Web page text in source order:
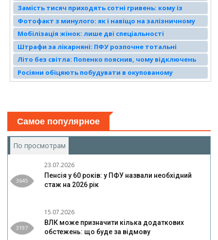
свідоцтво про народження - фейк чи ні
Замість тисяч приходять сотні гривень: кому із
пенсіонерів ПФУ непомітно урізав доплати
Фотофакт з минулого: як і навіщо на залізничному
роз’їзді біля Антонівки укладали нову колію
Мобілізація жінок: лише дві спеціальності
підпадають під обов'язковий облік
Штрафи за лікарняні: ПФУ розпочне тотальні
перевірки українців з 1 квітня
Літо без світла: Попенко пояснив, чому відключень
не уникнути
Росіяни обіцяють побудувати в окупованому
Скадовську залізничний вокзал, хоча місто не має
Самое популярное
По просмотрам
3645
23.07.2026
Пенсія у 60 років: у ПФУ назвали необхідний
стаж на 2026 рік
3197
15.07.2026
ВЛК може призначити кілька додаткових
обстежень: що буде за відмову